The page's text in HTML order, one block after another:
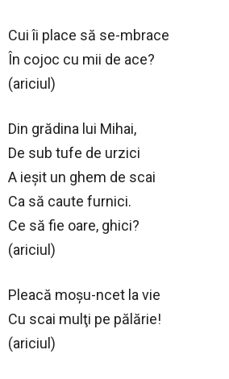
Cui îi place să se-mbrace
În cojoc cu mii de ace?
(ariciul)
Din grădina lui Mihai,
De sub tufe de urzici
A ieşit un ghem de scai
Ca să caute furnici.
Ce să fie oare, ghici?
(ariciul)
Pleacă moşu-ncet la vie
Cu scai mulţi pe pălărie!
(ariciul)